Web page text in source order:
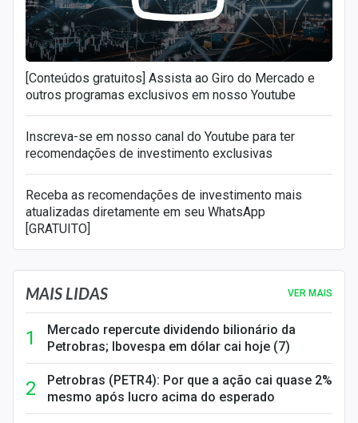
[Conteúdos gratuitos] Assista ao Giro do Mercado e
outros programas exclusivos em nosso Youtube
Inscreva-se em nosso canal do Youtube para ter
recomendações de investimento exclusivas
Receba as recomendações de investimento mais
atualizadas diretamente em seu WhatsApp
[GRATUITO]
MAIS LIDAS VER MAIS
Mercado repercute dividendo bilionário da
Petrobras; Ibovespa em dólar cai hoje (7)
Petrobras (PETR4): Por que a ação cai quase 2%
mesmo após lucro acima do esperado